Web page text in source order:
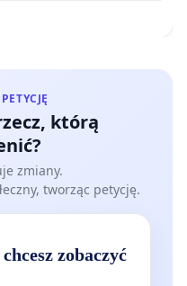
którą
zmiany.
tworząc petycję.
zobaczyć